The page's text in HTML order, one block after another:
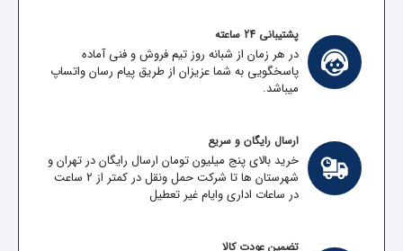
پشتیبانی 24 ساعته
در هر زمان از شبانه روز تیم فروش و فنی آماده
پاسخگویی به شما عزیزان از طریق پیام رسان واتساپ
میباشد.
ارسال رایگان و سریع
خرید بالای پنج میلیون تومان ارسال رایگان در تهران و
شهرستان ها تا شرکت حمل ونقل در کمتر از 2 ساعت
در ساعات اداری وایام غیر تعطیل
تضمین عودت کالا